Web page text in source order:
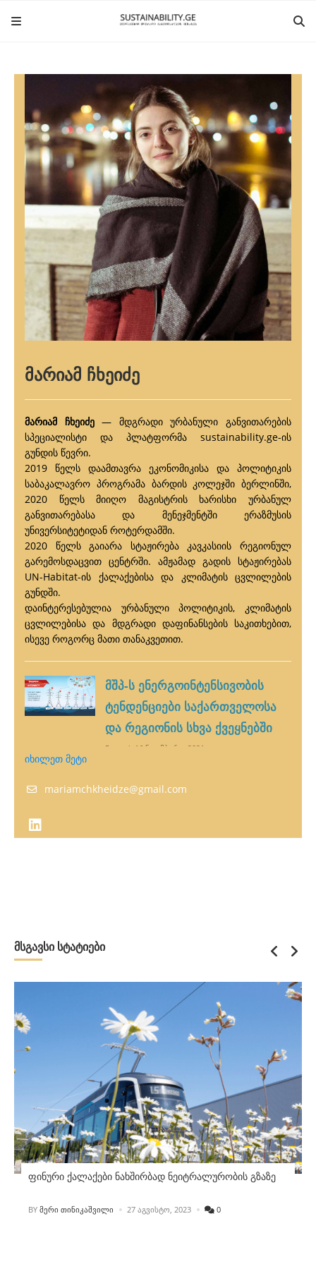
მარიამ ჩხეიძე
მარიამ ჩხეიძე— მდგრადი ურბანული განვითარების
სპეციალისტი და პლატფორმა sustainability.ge-ის
გუნდის წევრი.
2019 წელს დაამთავრა ეკონომიკისა და პოლიტიკის
საბაკალავრო პროგრამა ბარდის კოლეჯში ბერლინში,
2020 წელს მიიღო მაგისტრის ხარისხი ურბანულ
განვითარებასა და მენეჯმენტში ერაზმუსის
უნივერსიტეტიდან როტერდამში.
2020 წელს გაიარა სტაჟირება კავკასიის რეგიონულ
გარემოსდაცვით ცენტრში. ამჟამად გადის სტაჟირებას
UN-Habitat-ის ქალაქებისა და კლიმატის ცვლილების
გუნდში.
დაინტერესებულია ურბანული პოლიტიკის, კლიმატის
ცვლილებისა და მდგრადი დაფინანსების საკითხებით,
ისევე როგორც მათი თანაკვეთით.
მშპ-ს ენერგოინტენსივობის
ტენდენციები საქართველოსა
და რეგიონის სხვა ქვეყნებში
Posted: 16 ნოემბერი, 2021
მაჩვენებელი (SDG 7.3.1) დაკავშირებულია
პირველადი ენერგიისა და მშპ-ის მიხედვით (Ritchie,
Roser, Mispy & Ortiz-Ospina, 2018). უკანასკნელი
იხილეთ მეტი
mariamchkheidze@gmail.com
მსგავსი სტატიები
ფინური ქალაქები ნახშირბად ნეიტრალურობის გზაზე
POSTED
BY ᲛᲔᲠᲘ ᲗᲘᲜᲘᲙᲐᲨᲕᲘᲚᲘ 27 ᲐᲒᲕᲘᲡᲢᲝ, 2023 0